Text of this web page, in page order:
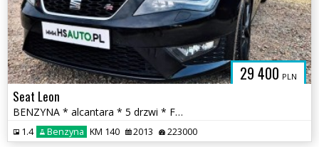
29 400 PLN
Seat Leon
BENZYNA * alcantara * 5 drzwi * FR * nawigacja * SUPER * OKAZJA
1.4 Benzyna KM 140 2013 223000